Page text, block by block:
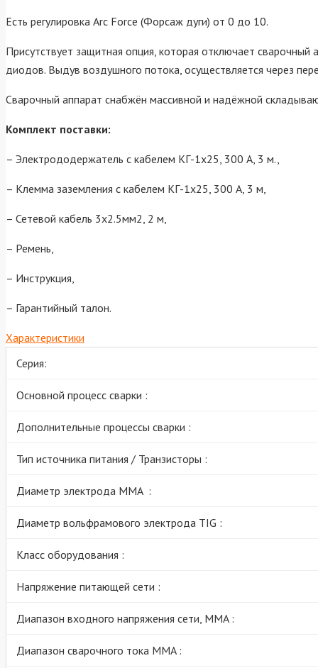
Есть регулировка Arc Force (Форсаж дуги) от 0 до 10.
Присутствует защитная опция, которая отключает
диодов. Выдув воздушного потока, осуществляется через
Сварочный аппарат снабжён массивной и надёжной
Комплект поставки:
– Электрододержатель с кабелем КГ-1х25, 300 А, 3 м.,
– Клемма заземления с кабелем КГ-1х25, 300 А, 3 м,
– Сетевой кабель 3х2.5мм2, 2 м,
– Ремень,
– Инструкция,
– Гарантийный талон.
Характеристики
Серия:
Основной процесс сварки :
Дополнительные процессы сварки :
Тип источника питания / Транзисторы :
Диаметр электрода MMA :
Диаметр вольфрамового электрода TIG :
Класс оборудования :
Напряжение питающей сети :
Диапазон входного напряжения сети, MMA :
Диапазон сварочного тока MMA :